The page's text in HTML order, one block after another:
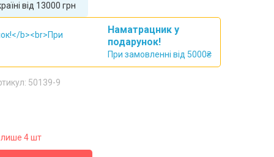
від 13000 грн
Наматрацник у
подарунок!
При замовленні від 5000₴
50139-9
4 шт